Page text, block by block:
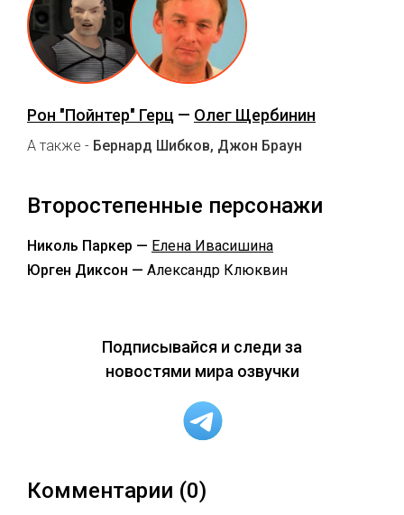
Рон "Пойнтер" Герц — Олег Щербинин
А также - Бернард Шибков, Джон Браун
Второстепенные персонажи
Николь Паркер — Елена Ивасишина
Юрген Диксон — Александр Клюквин
Подписывайся и следи за
новостями мира озвучки
Комментарии (0)